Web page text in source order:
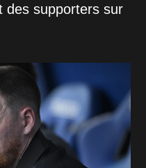
des supporters sur